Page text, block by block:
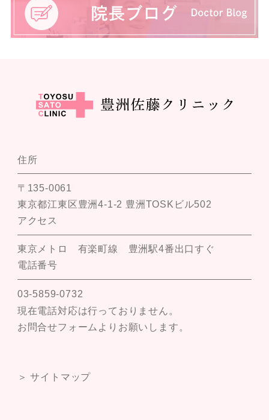
住所
〒135-0061
東京都江東区豊洲4-1-2 豊洲TOSKビル502
アクセス
東京メトロ 有楽町線 豊洲駅4番出口すぐ
電話番号
03-5859-0732
現在電話対応は行っておりません。
お問合せフォームよりお願いします。
＞ サイトマップ